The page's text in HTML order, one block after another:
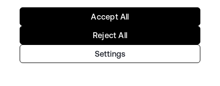
Copyright © 2026 Okta. All rights reserved.
Settings
Reject All
Accept All